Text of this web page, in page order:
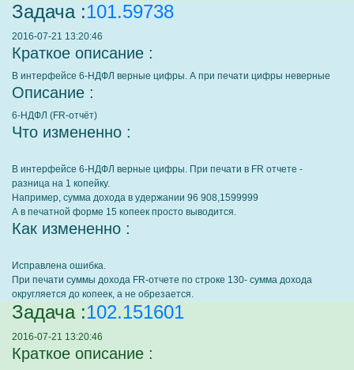
Задача :101.59738
2016-07-21 13:20:46
Краткое описание :
В интерфейсе 6-НДФЛ верные цифры. А при печати цифры неверные
Описание :
6-НДФЛ (FR-отчёт)
Что измененно :
В интерфейсе 6-НДФЛ верные цифры. При печати в FR отчете -
разница на 1 копейку.
Например, сумма дохода в удержании 96 908,1599999
А в печатной форме 15 копеек просто выводится.
Как измененно :
Исправлена ошибка.
При печати суммы дохода FR-отчете по строке 130- сумма дохода
округляется до копеек, а не обрезается.
Задача :102.151601
2016-07-21 13:20:46
Краткое описание :